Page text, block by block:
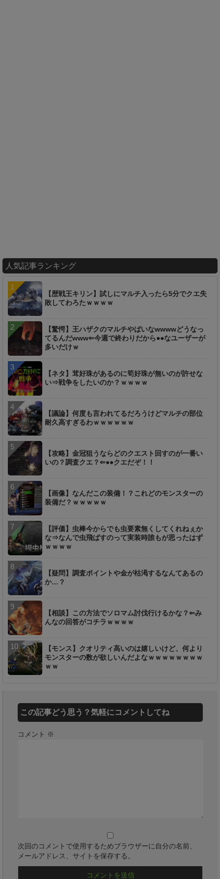
人気記事ランキング
【歴戦王キリン】試しにマルチ入ったら5分でクエ失
敗してわろたｗｗｗｗ
【驚愕】王ハザクのマルチやばいなwwwwどうなっ
てるんだwww⇐今週で終わりだから●●なユーザーが
多いだけｗ
【ネタ】茸好珠があるのに筍好珠が無いのが許せな
い⇒戦争をしたいのか？ｗｗｗｗ
【議論】何度も言われてるだろうけどマルチの部位
耐久高すぎるわｗｗｗｗｗｗ
【攻略】金冠狙うならどのクエスト回すのが一番い
いの？調査クエ？⇐●●クエだぞ！！
【画像】なんだこの装備！？これどのモンスターの
装備だ？ｗｗｗｗｗ
【評価】虫棒今からでも虫要素無くしてくれねぇか
な⇒なんで虫飛ばすのって実装時誰もが思ったはず
ｗｗｗｗ
【疑問】調査ポイントや金が枯渇するなんてあるの
か…？
【相談】この方法でソロマム討伐行けるかな？⇐み
んなの回答がコチラｗｗｗｗ
【モンス】クオリティ高いのは嬉しいけど、何より
モンスターの数が欲しいんだよなｗｗｗｗｗｗｗｗ
ｗｗ
この記事どう思う？気軽にコメントしてね
コメント ※
次回のコメントで使用するためブラウザーに自分の名前、
メールアドレス、サイトを保存する。